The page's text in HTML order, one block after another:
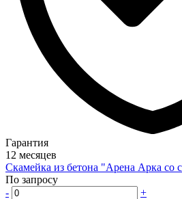
Гарантия
12 месяцев
Скамейка из бетона "Арена Арка со
По запросу
-
+